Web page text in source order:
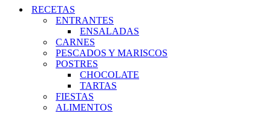
RECETAS
ENTRANTES
ENSALADAS
CARNES
PESCADOS Y MARISCOS
POSTRES
CHOCOLATE
TARTAS
FIESTAS
ALIMENTOS